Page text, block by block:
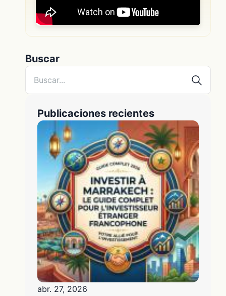
Buscar
Publicaciones recientes
abr. 27, 2026